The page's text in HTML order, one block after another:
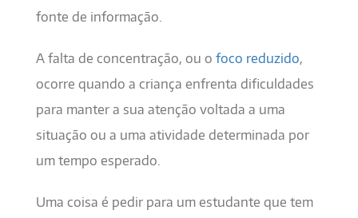
fonte de informação.
A falta de concentração, ou o foco reduzido,
ocorre quando a criança enfrenta dificuldades
para manter a sua atenção voltada a uma
situação ou a uma atividade determinada por
um tempo esperado.
Uma coisa é pedir para um estudante que tem